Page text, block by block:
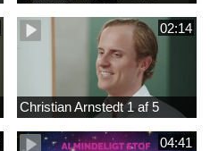
02:14
Christian Arnstedt 1 af 5
04:41